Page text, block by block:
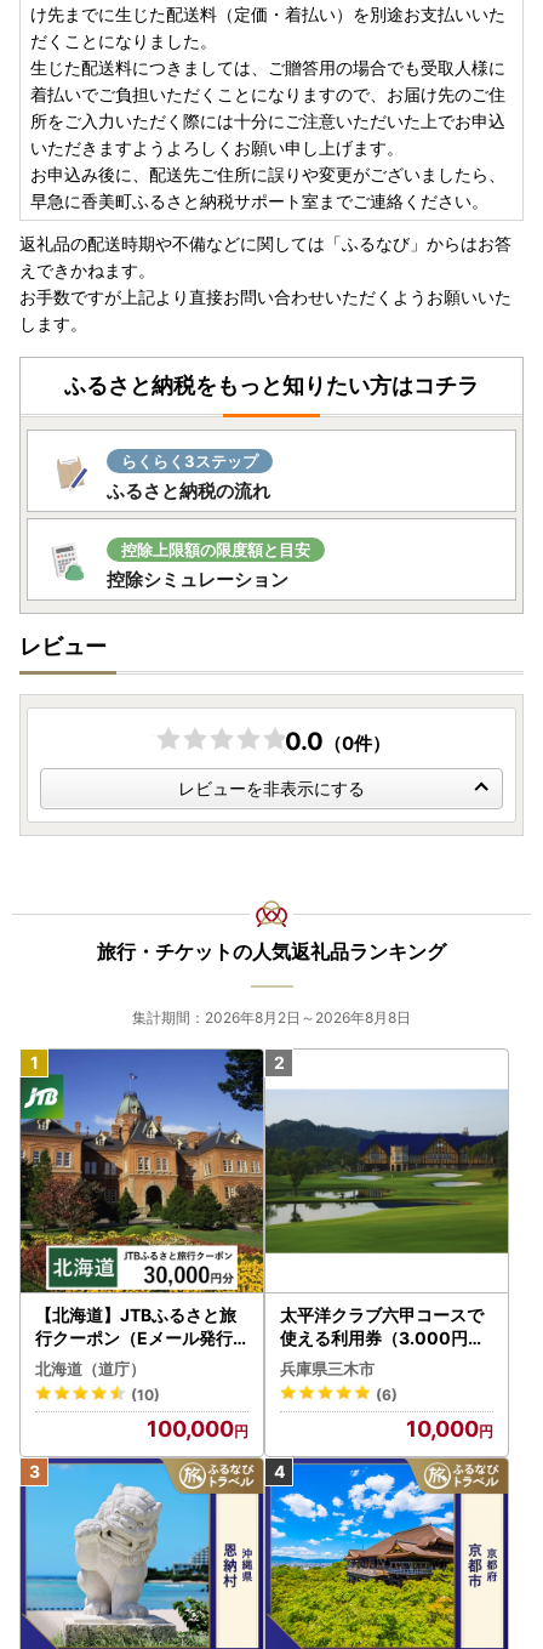
合わせ先までご連絡いただきますようお願いいたします。
なお、返礼品の発送準備中のためご連絡いただくタイミング
により対応いたしかねる場合がございますので、あらかじめ
ご了承ください。
▼お届け後
返礼品のお受け取り後はすぐに中身や状態をご確認いただ
き、万が一不具合等がございましたら、大変お手数ではござ
いますがお問い合わせ先まで画像を添付の上ご連絡いただき
ますようお願いいたします。
なお、お受け取りからお日にちが経過した後のご連絡につき
ましては対応いたしかねる場合がございますのであらかじめ
ご了承ください。
■書類について■
寄附金受領証明書・ワンストップ特例申請書類(要望された
間以内に返礼品とは別に郵送いたします。
ただし、ご寄附お申込み多数の際は1か月程度を要する場合
もございます。
ワンストップ特例申請書は【香美町ふるさと納税ワンストッ
プ受付センター】へ提出をお願いいたします。
受付処理が完了次第、受付完了メールを送信します。
◇オンラインでワンストップ特例申請、変更届の提出、書類
のダウンロードが可能です。
・ふるさと納税 総合窓口「ふるまど」
https://iam-jpki.jp/lp/iam-furumado/onestop/
【ワンストップ特例申請書提出先】
香美町ふるさと納税ワンストップ受付センター 宛
寄附者の都合により返礼品がお届けできない場合、返礼品の
再送は致しません。
また、香美町民の方が香美町にふるさと納税を行われた場合
は、返礼品をお送りすることはできかねます。
予めご了承ください。
また、寄附者様の名義変更をご希望の場合は、お問い合わせ
先までご連絡ください。
【お問い合わせ先】
香美町ふるさと納税サポート室
〒444-1333
愛知県高浜市沢渡町一丁目3番28
TEL：050-3033-5533
MAIL：support@kami.furusato-lg.jp
け先までに生じた配送料（定価・着払い）を別途お支払いいた
だくことになりました。
生じた配送料につきましては、ご贈答用の場合でも受取人様に
着払いでご負担いただくことになりますので、お届け先のご住
所をご入力いただく際には十分にご注意いただいた上でお申込
いただきますようよろしくお願い申し上げます。
お申込み後に、配送先ご住所に誤りや変更がございましたら、
早急に香美町ふるさと納税サポート室までご連絡ください。
返礼品の配送時期や不備などに関しては「ふるなび」からはお答
えできかねます。
お手数ですが上記より直接お問い合わせいただくようお願いいた
します。
ふるさと納税をもっと知りたい方はコチラ
らくらく3ステップ
ふるさと納税の流れ
控除上限額の限度額と目安
控除シミュレーション
レビュー
0.0 （0件）
レビューを非表示にする
旅行・チケットの人気返礼品ランキング
集計期間：2026年8月2日～2026年8月8日
【北海道】JTBふるさと旅
行クーポン（Eメール発行
）30,000円分 旅行 トラベ
ル 宿泊 人気 おすすめ JTB
W030T
北海道（道庁）
(10)
100,000
太平洋クラブ六甲コースで
使える利用券（3.000円分
）
兵庫県三木市
(6)
10,000